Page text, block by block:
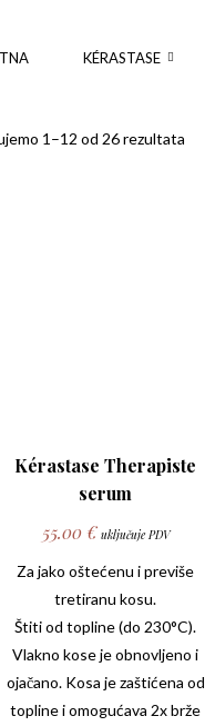
KÉRASTASE
1–12 od 26 rezultata
Kérastase Therapiste
serum
55.00 € uključuje PDV
Za jako oštećenu i previše
tretiranu kosu.
Štiti od topline (do 230°C).
Vlakno kose je obnovljeno i
ojačano. Kosa je zaštićena od
topline i omogućava 2x brže